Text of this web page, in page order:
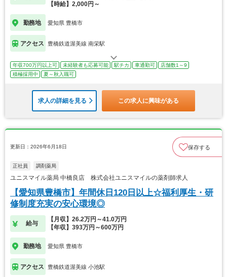
【時給】2,000円～
勤務地 愛知県 豊橋市
アクセス 豊橋鉄道渥美線 南栄駅
年収700万円以上可 未経験者も応募可能 駅チカ 車通勤可
店舗数1～9
積極採用中
夏～秋入職可
求人の詳細を見る この求人に興味がある
更新日：2026年6月18日 保存する
正社員 調剤薬局
ユニスマイル薬局 中橋良店 株式会社ユニスマイルの薬剤師求人
【愛知県豊橋市】年間休日120日以上☆福利厚生・研
修制度充実の安心環境◎
給与
【月収】26.2万円～41.0万円
【年収】393万円～600万円
勤務地 愛知県 豊橋市
アクセス 豊橋鉄道渥美線 小池駅